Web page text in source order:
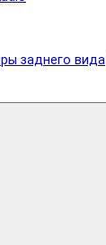
заднего вида